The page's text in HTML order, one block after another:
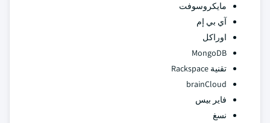
مايكروسوفت
آي بي إم
اوراكل
MongoDB
تقنية Rackspace
brainCloud
فاير بيس
نسغ